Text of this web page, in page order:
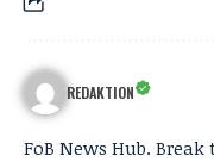
REDAKTION
FoB News Hub. Break